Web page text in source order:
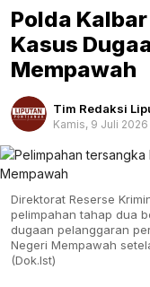
Polda
Kasus
Mempawah
Tim Redaksi
Kamis, 9 Juli 2026
Direktorat Reserse
pelimpahan tahap dua
dugaan pelanggaran
Negeri Mempawah
(Dok.Ist)